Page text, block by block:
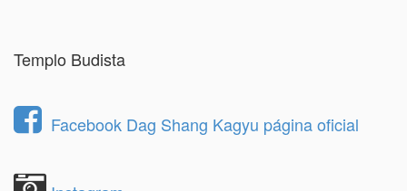
Templo Budista
Facebook Dag Shang Kagyu página oficial